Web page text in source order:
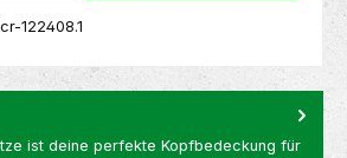
122408.1
ist deine perfekte Kopfbedeckung für